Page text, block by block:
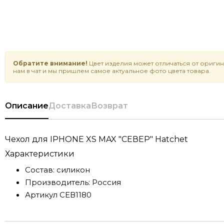
Обратите внимание! Цвет изделия может отличаться от
нам в чат и мы пришлем самое актуальное фото цвета товара.
ОписаниеДоставкаВозврат
Чехол для IPHONE XS MAX "СЕВЕР" Hatchet
Характеристики
Состав: силикон
Производитель: Россия
Артикул СЕВ1180